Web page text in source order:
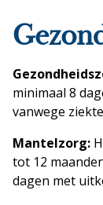
minimaal 8
vanwege
Mantelzorg:
tot 12
dagen met